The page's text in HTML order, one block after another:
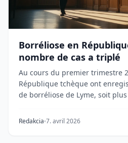
Borréliose en
nombre de cas a triplé
Au cours du premier trimestre
République tchèque ont
de borréliose de Lyme, soit
Redakcia 7. avril 2026